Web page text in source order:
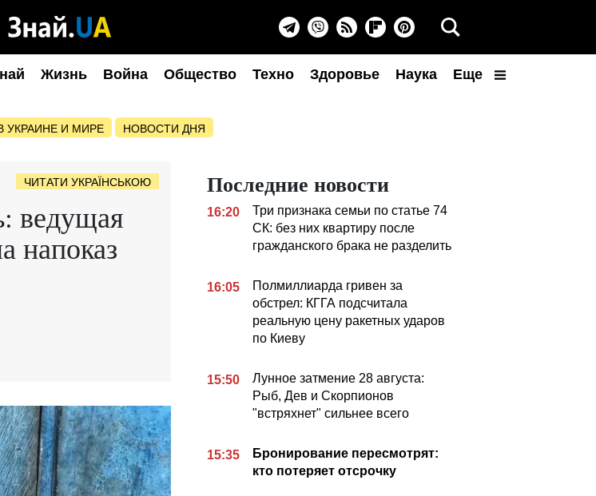
Жизнь Война Общество Техно Здоровье Наука Еще
УКРАИНЕ И МИРЕ НОВОСТИ ДНЯ
ЧИТАТИ УКРАЇНСЬКОЮ
ведущая
напоказ
Последние новости
16:20
Три признака семьи по статье 74
СК: без них квартиру после
гражданского брака не разделить
16:05
Полмиллиарда гривен за
обстрел: КГГА подсчитала
реальную цену ракетных ударов
по Киеву
15:50
Лунное затмение 28 августа:
Рыб, Дев и Скорпионов
"встряхнет" сильнее всего
15:35
Бронирование пересмотрят:
кто потеряет отсрочку